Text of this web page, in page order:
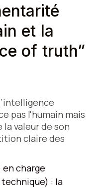
et la
of truth”
pas l'humain mais
valeur de son
claire des
en charge
: la